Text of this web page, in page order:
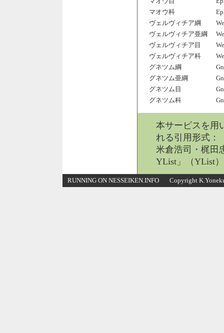
マオウ科
ヴェルヴィチア綱
ヴェルヴィチア亜綱
ヴェルヴィチア目
ヴェルヴィチア科
グネツム綱
グネツム亜綱
グネツム目
グネツム科
本サービスを用
れる引用形式：
米倉浩司・梶田
YList」（YList
RUNNING ON NESSEIKEN.INFO Copyright